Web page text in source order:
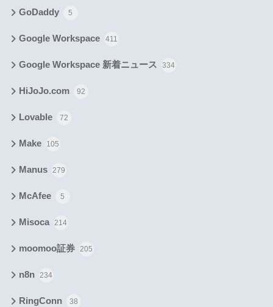
GoDaddy 5
Google Workspace 411
Google Workspace 新着ニュース 334
HiJoJo.com 92
Lovable 72
Make 105
Manus 279
McAfee 5
Misoca 214
moomoo証券 205
n8n 234
RingConn 38